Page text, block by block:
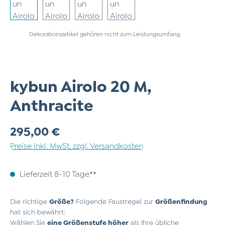
Dekorationsartikel gehören nicht zum Leistungsumfang.
kybun Airolo 20 M,
Anthracite
Regulärer Preis:
295,00 €
Preise inkl. MwSt. zzgl. Versandkosten
Lieferzeit 8-10 Tage**
Die richtige Größe? Folgende Faustregel zur Größenfindung
hat sich bewährt:
Wählen Sie eine Größenstufe höher als Ihre übliche